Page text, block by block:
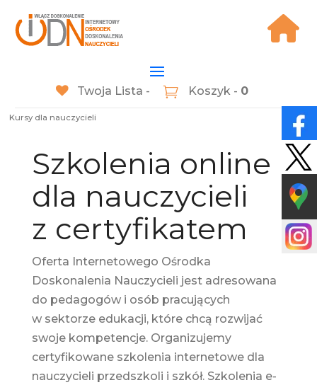
Twoja Lista - Koszyk - 0
Kursy dla nauczycieli
Szkolenia online
dla nauczycieli
z certyfikatem
Oferta Internetowego Ośrodka
Doskonalenia Nauczycieli jest adresowana
do pedagogów i osób pracujących
w sektorze edukacji, które chcą rozwijać
swoje kompetencje. Organizujemy
certyfikowane szkolenia internetowe dla
nauczycieli przedszkoli i szkół. Szkolenia e-